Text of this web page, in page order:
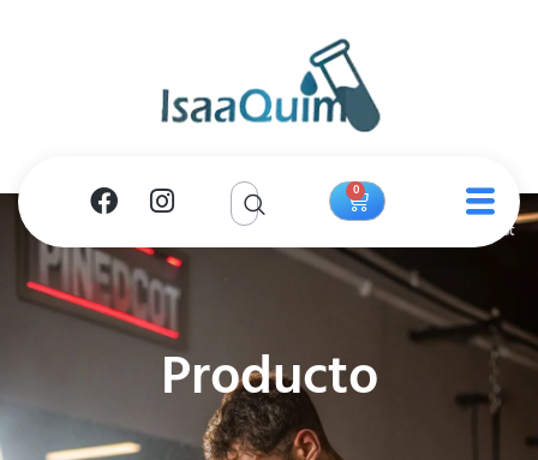
0
Producto